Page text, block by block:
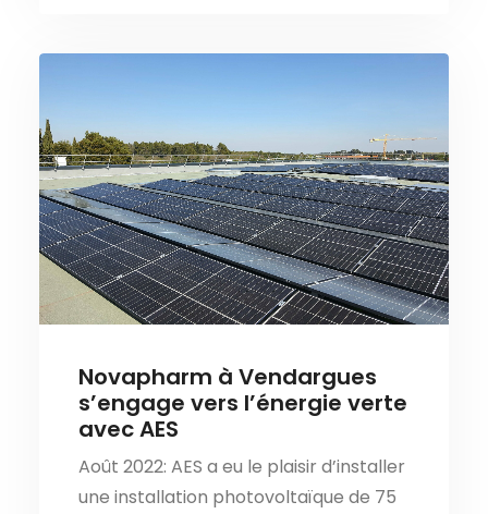
Novapharm à Vendargues
s’engage vers l’énergie verte
avec AES
Août 2022: AES a eu le plaisir d’installer
une installation photovoltaïque de 75